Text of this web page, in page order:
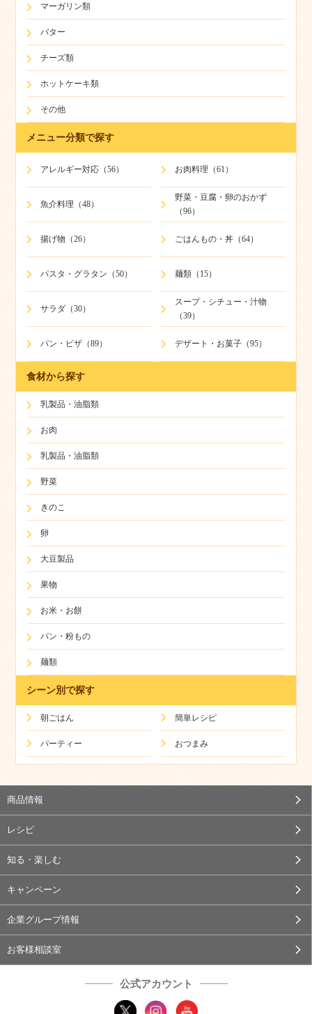
マーガリン類
バター
チーズ類
ホットケーキ類
その他
メニュー分類で探す
アレルギー対応（56） お肉料理（61）
魚介料理（48）
野菜・豆腐・卵のおかず
（96）
揚げ物（26） ごはんもの・丼（64）
パスタ・グラタン（50） 麺類（15）
サラダ（30）
スープ・シチュー・汁物
（39）
パン・ピザ（89） デザート・お菓子（95）
食材から探す
乳製品・油脂類
お肉
乳製品・油脂類
野菜
きのこ
卵
大豆製品
果物
お米・お餅
パン・粉もの
麺類
シーン別で探す
朝ごはん 簡単レシピ
パーティー おつまみ
商品情報
レシピ
知る・楽しむ
キャンペーン
企業グループ情報
お客様相談室
公式アカウント